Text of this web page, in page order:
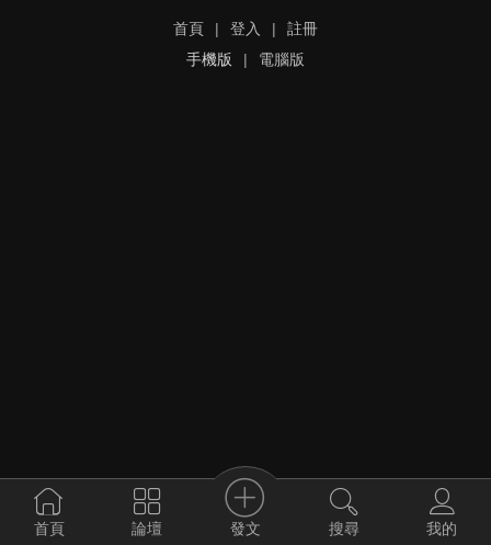
首頁 | 登入 |
註冊
手機版
| 電腦版
首頁 論壇 發文 搜尋 我的